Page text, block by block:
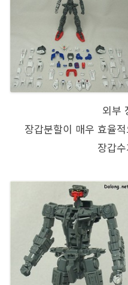
외부
장갑분할이 매우 효율
장갑